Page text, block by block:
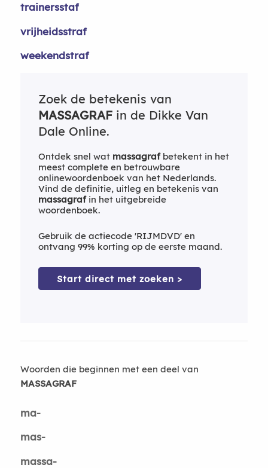
trainersstaf
vrijheidsstraf
weekendstraf
Zoek de betekenis van
MASSAGRAFin de Dikke Van
Dale Online.
Ontdek snel wat massagrafbetekent in het
meest complete en betrouwbare
onlinewoordenboek van het Nederlands.
Vind de definitie, uitleg en betekenis van
massagrafin het uitgebreide
woordenboek.
Gebruik de actiecode 'RIJMDVD' en
ontvang 99% korting op de eerste maand.
Start direct met zoeken >
Woorden die beginnen met een deel van
MASSAGRAF
ma-
mas-
massa-